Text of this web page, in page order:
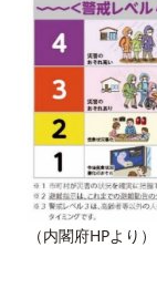
（内閣府HPより）